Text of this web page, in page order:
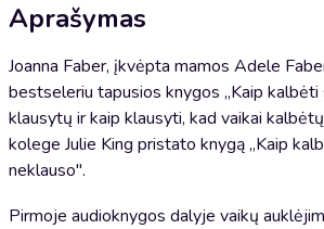
Aprašymas
Joanna Faber, įkvėpta mamos Adele
bestseleriu tapusios knygos „Kaip kalbėti
klausytų ir kaip klausyti, kad vaikai
kolege Julie King pristato knygą „Kaip
neklauso".
Pirmoje audioknygos dalyje vaikų